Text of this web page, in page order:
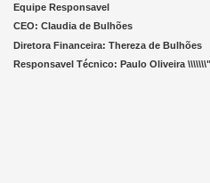
Equipe Responsavel
CEO: Claudia de Bulhões
Diretora Financeira: Thereza de Bulhões
Responsavel Técnico: Paulo Oliveira